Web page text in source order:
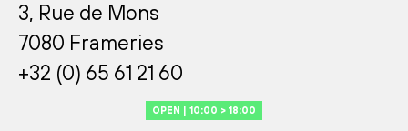
3, Rue de Mons
7080 Frameries
+32 (0) 65 61 21 60
OPEN | 10:00 > 18:00